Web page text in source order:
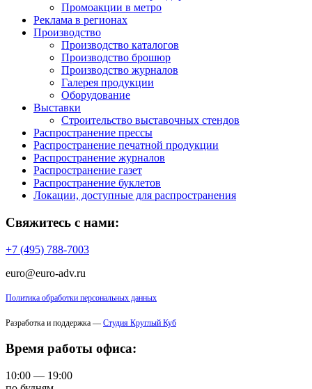
Промоакции в метро
Реклама в регионах
Производство
Производство каталогов
Производство брошюр
Производство журналов
Галерея продукции
Оборудование
Выставки
Строительство выставочных стендов
Распространение прессы
Распространение печатной продукции
Распространение журналов
Распространение газет
Распространение буклетов
Локации, доступные для распространения
Свяжитесь с нами:
+7 (495) 788-7003
euro@euro-adv.ru
Политика обработки персональных данных
Разработка и поддержка — Студия Круглый Куб
Время работы офиса:
10:00 — 19:00